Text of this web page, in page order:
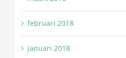
februari 2018
januari 2018